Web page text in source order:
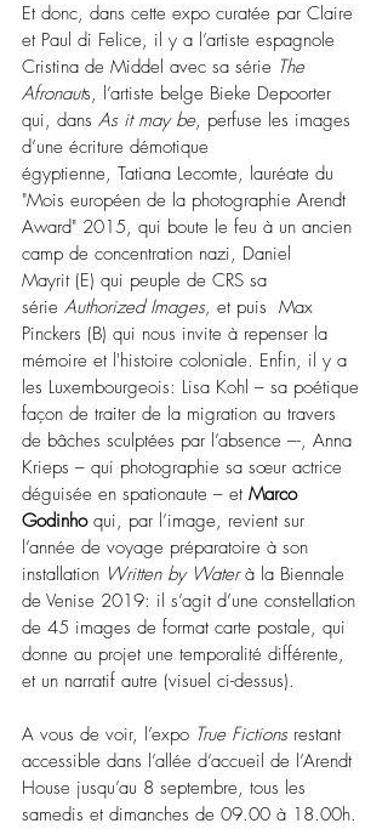
Et donc, dans cette expo curatée par Claire
et Paul di Felice, il y a l’artiste espagnole
Cristina de Middel avec sa série The
Afronauts, l’artiste belge Bieke Depoorter
qui, dans As it may be, perfuse les images
d’une écriture démotique
égyptienne, Tatiana Lecomte, lauréate du
"Mois européen de la photographie Arendt
Award" 2015, qui boute le feu à un ancien
camp de concentration nazi, Daniel
Mayrit (E) qui peuple de CRS sa
série Authorized Images, et puis  Max
Pinckers (B) qui nous invite à repenser la
mémoire et l'histoire coloniale. Enfin, il y a
les Luxembourgeois: Lisa Kohl – sa poétique
façon de traiter de la migration au travers
de bâches sculptées par l’absence –-, Anna
Krieps – qui photographie sa sœur actrice
déguisée en spationaute – et Marco
Godinho qui, par l’image, revient sur
l’année de voyage préparatoire à son
installation Written by Water à la Biennale
de Venise 2019: il s’agit d’une constellation
de 45 images de format carte postale, qui
donne au projet une temporalité différente,
et un narratif autre (visuel ci-dessus).
A vous de voir, l’expo True Fictions restant
accessible dans l’allée d’accueil de l’Arendt
House jusqu’au 8 septembre, tous les
samedis et dimanches de 09.00 à 18.00h.